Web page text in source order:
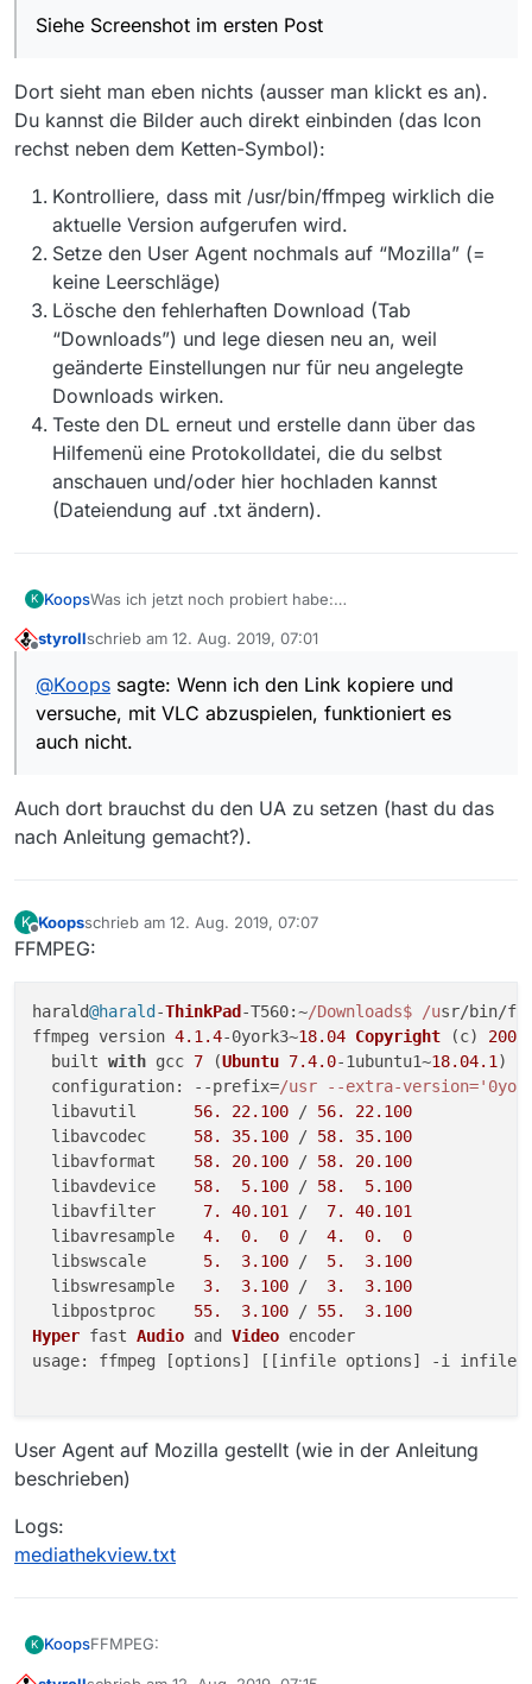
Siehe Screenshot im ersten Post
Dort sieht man eben nichts (ausser man klickt es an).
Du kannst die Bilder auch direkt einbinden (das Icon
rechst neben dem Ketten-Symbol):
Kontrolliere, dass mit /usr/bin/ffmpeg wirklich die
aktuelle Version aufgerufen wird.
Setze den User Agent nochmals auf “Mozilla” (=
keine Leerschläge)
Lösche den fehlerhaften Download (Tab
“Downloads”) und lege diesen neu an, weil
geänderte Einstellungen nur für neu angelegte
Downloads wirken.
Teste den DL erneut und erstelle dann über das
Hilfemenü eine Protokolldatei, die du selbst
anschauen und/oder hier hochladen kannst
(Dateiendung auf .txt ändern).
K KoopsWas ich jetzt noch probiert habe:
abzuspielen, funktioniert es auch nicht.
alles anschauen, wie den Link im obigen Beispiel.
styrollschrieb am 12. Aug. 2019, 07:01
zuletzt editiert von
@Koops sagte: Wenn ich den Link kopiere und
versuche, mit VLC abzuspielen, funktioniert es
auch nicht.
Auch dort brauchst du den UA zu setzen (hast du das
nach Anleitung gemacht?).
K
Offline
Koopsschrieb am 12. Aug. 2019, 07:07
zuletzt editiert von
FFMPEG:
harald@harald -ThinkPad -T560:~/Downloads$ /usr/bin/
ffmpeg version 4.1 .4-0york3~18.04 Copyright (c) 2000
  built
with gcc 7 (Ubuntu 7.4.0-1ubuntu1~18.04.1 )
configuration: --prefix=/usr --extra-
  libavutil
56. 22.100 / 56.
22.100
  libavcodec
58. 35.100 / 58.
35.100
  libavformat
58. 20.100 / 58.
20.100
  libavdevice
58. 5.100 / 58.
5.100
  libavfilter
7. 40.101 / 7.
40.101
  libavresample
4. 0. 0 / 4. 0.
0
  libswscale
5. 3.100 / 5.
3.100
  libswresample
3. 3.100 / 3.
3.100
  libpostproc
55. 3.100 / 55.
3.100
Hyper fast Audio and Video
usage: ffmpeg [options] [[infile options] -i
User Agent auf Mozilla gestellt (wie in der Anleitung
beschrieben)
Logs:
mediathekview.txt
K KoopsFFMPEG: